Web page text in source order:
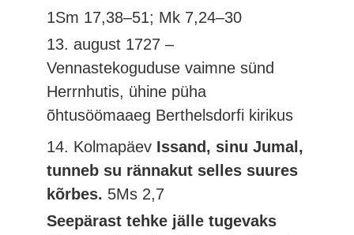
1Sm 17,38–51; Mk 7,24–30
13. august 1727 –
Vennastekoguduse vaimne sünd
Herrnhutis, ühine püha
õhtusöömaaeg Berthelsdorfi kirikus
14. Kolmapäev Issand, sinu Jumal,
tunneb su rännakut selles suures
kõrbes. 5Ms 2,7
Seepärast tehke jälle tugevaks